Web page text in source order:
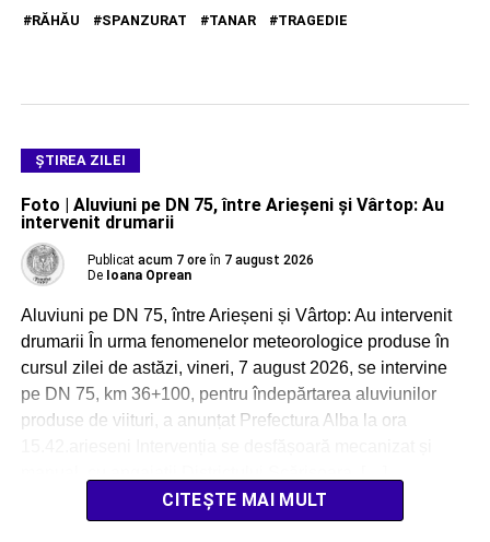
RĂHĂU
SPANZURAT TANAR TRAGEDIE
ŞTIREA ZILEI
Foto | Aluviuni pe DN 75, între Arieșeni și Vârtop: Au
intervenit drumarii
Publicat acum 7 ore în 7 august 2026
De Ioana Oprean
Aluviuni pe DN 75, între Arieșeni și Vârtop: Au intervenit
drumarii În urma fenomenelor meteorologice produse în
cursul zilei de astăzi, vineri, 7 august 2026, se intervine
pe DN 75, km 36+100, pentru îndepărtarea aluviunilor
produse de viituri, a anunțat Prefectura Alba la ora
CITEȘTE MAI MULT